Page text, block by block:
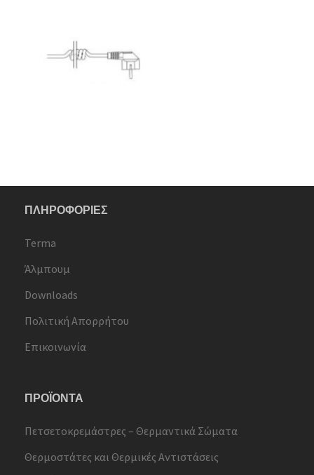
ΠΛΗΡΟΦΟΡΙΕΣ
Terma
Άλμπουμ
Downloads
Πολιτική Απορρήτου
Επικοινωνία
ΠΡΟΪΟΝΤΑ
Πετσετοκρεμάστρες – Θερμαντικά Σώματα
Θερμοστάτες και Θερμικές Αντιστάσεις